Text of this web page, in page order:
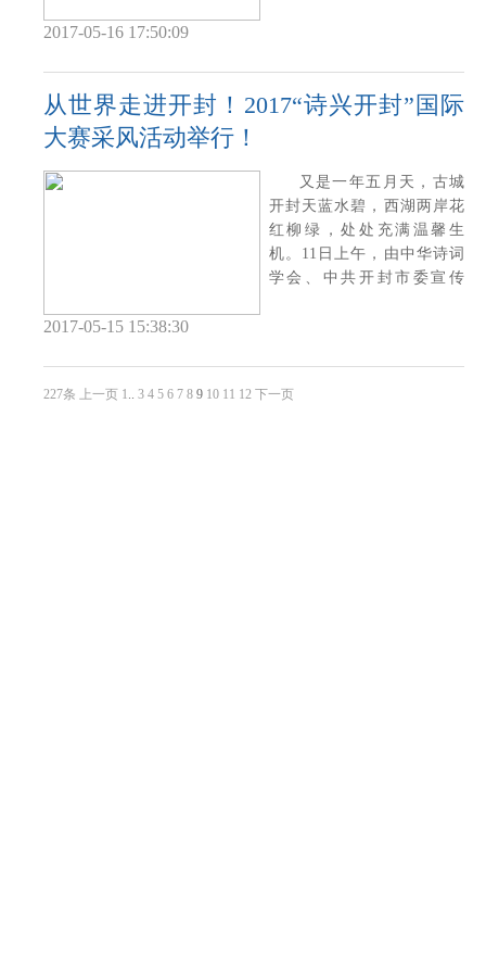
2017-05-16 17:50:09
从世界走进开封！2017“诗兴开封”国际
大赛采风活动举行！
又是一年五月天，古城
开封天蓝水碧，西湖两岸花
红柳绿，处处充满温馨生
机。11日上午，由中华诗词
学会、中共开封市委宣传
2017-05-15 15:38:30
227条 上一页 1.. 3 4 5 6 7 8 9 10 11 12 下一页